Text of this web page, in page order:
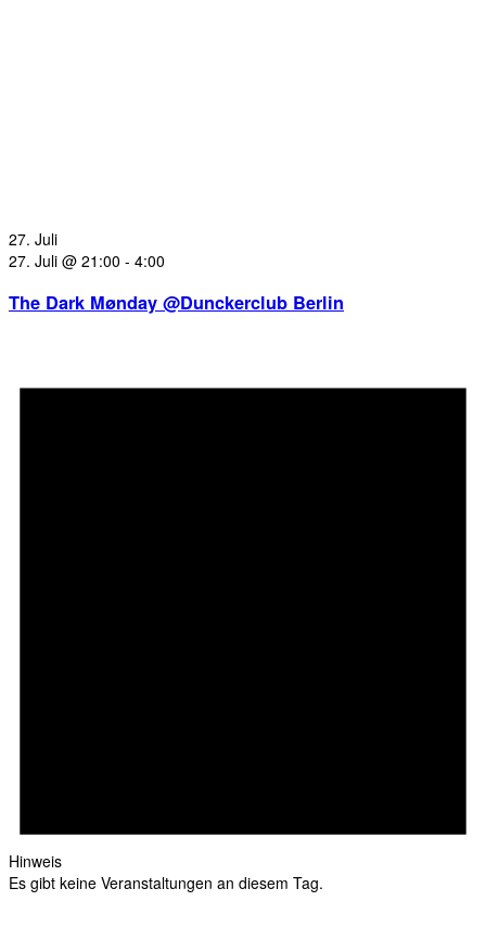
27. Juli
27. Juli @ 21:00 - 4:00
The Dark Mønday @Dunckerclub Berlin
Hinweis
Es gibt keine Veranstaltungen an diesem Tag.